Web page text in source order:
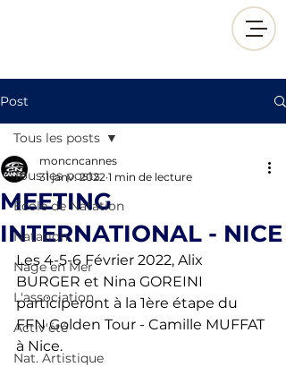
Post
Tous les posts
École de Natation
Natation
Nage en Mer
L'association
Activ'été
Nat. Artistique
Tous les posts
MEETING
INTERNATIONAL - NICE
moncncannes
31 janv. 2022 1 min de lecture
Les 4-5-6 Février 2022, Alix
BURGER et Nina GOREINI
participeront à la 1ère étape du
FFN Golden Tour - Camille MUFFAT
à Nice.